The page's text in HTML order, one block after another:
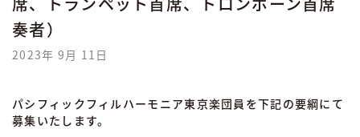
奏者）
2023年 9月 11日
パシフィックフィルハーモニア東京楽団員を下記の要綱にて
募集いたします。